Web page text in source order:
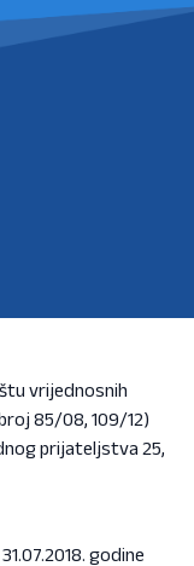
vrijednosnih
85/08, 109/12)
prijateljstva 25,
godine